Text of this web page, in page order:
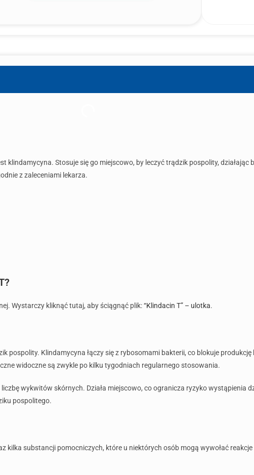
klindamycyna. Stosuje się go miejscowo, by leczyć trądzik pospolity, działając
z zaleceniami lekarza.
Wystarczy kliknąć tutaj, aby ściągnąć plik:“Klindacin T” – ulotka.
pospolity. Klindamycyna łączy się z rybosomami bakterii, co blokuje produkcję
widoczne są zwykle po kilku tygodniach regularnego stosowania.
wykwitów skórnych. Działa miejscowo, co ogranicza ryzyko wystąpienia
pospolitego.
kilka substancji pomocniczych, które u niektórych osób mogą wywołać reakcje